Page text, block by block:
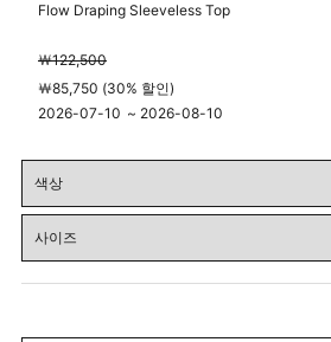
Flow Draping Sleeveless Top
￦122,500
￦85,750 (30% 할인)
2026-07-10 ~ 2026-08-10